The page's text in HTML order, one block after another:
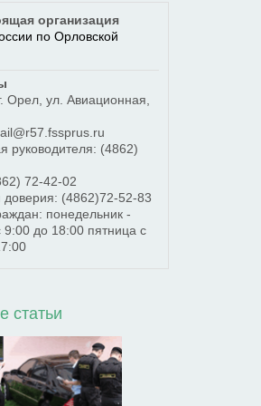
организация
по Орловской
Орел, ул. Авиационная,
руководителя: (4862)
72-42-02
(4862)72-52-83
понедельник -
9:00 до 18:00 пятница с
статьи